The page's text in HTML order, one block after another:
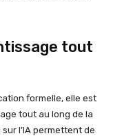
tout
formelle, elle est
tout au long de la
l’IA permettent de